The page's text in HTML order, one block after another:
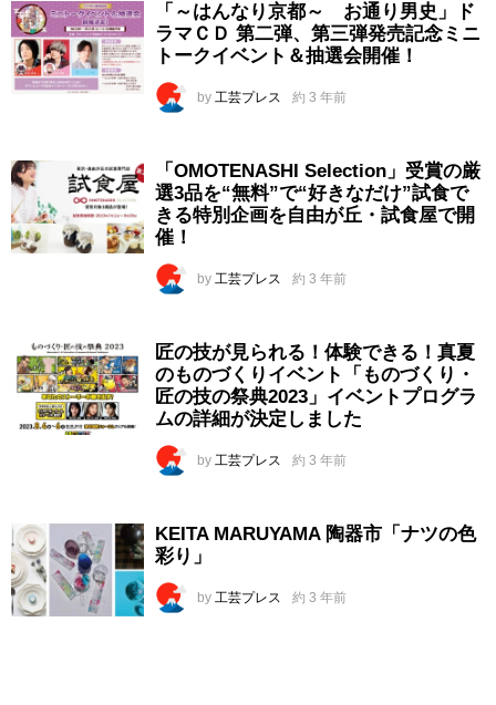
「～はんなり京都～ お通り男史」ド
ラマＣＤ 第二弾、第三弾発売記念ミニ
トークイベント＆抽選会開催！
by 工芸プレス 約 3 年前
「OMOTENASHI Selection」受賞の厳
選3品を“無料”で“好きなだけ”試食で
きる特別企画を自由が丘・試食屋で開
催！
by 工芸プレス 約 3 年前
匠の技が見られる！体験できる！真夏
のものづくりイベント「ものづくり・
匠の技の祭典2023」イベントプログラ
ムの詳細が決定しました
by 工芸プレス 約 3 年前
KEITA MARUYAMA 陶器市「ナツの色
彩り」
by 工芸プレス 約 3 年前